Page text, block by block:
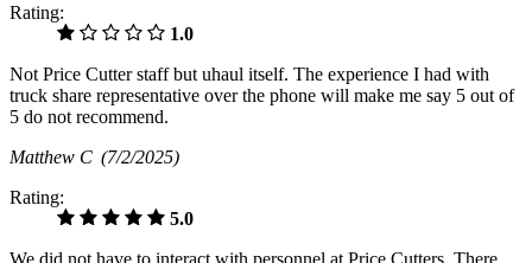
Rating:
1.0
Not Price Cutter staff but uhaul itself. The experience I had with
truck share representative over the phone will make me say 5 out of
5 do not recommend.
Matthew C (7/2/2025)
Rating:
5.0
We did not have to interact with personnel at Price Cutters. There